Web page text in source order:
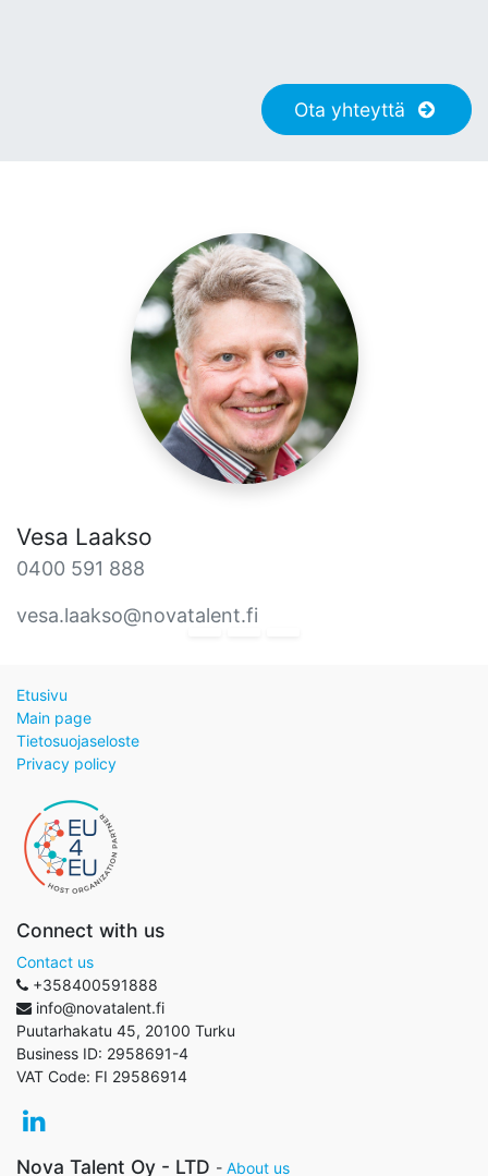
Ota yhteyttä
Vesa Laakso
0400 591 888
vesa.laakso@novatalent.fi
Etusivu
Main page
Tietosuojaseloste
Privacy policy
Connect with us
Contact us
+358400591888
info@novatalent.fi
Puutarhakatu 45, 20100 Turku
Business ID: 2958691-4
VAT Code: FI 29586914
Nova Talent Oy - LTD - About us